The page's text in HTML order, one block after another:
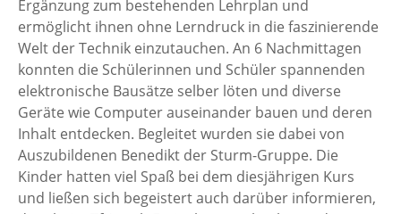
Ergänzung zum bestehenden Lehrplan und
ermöglicht ihnen ohne Lerndruck in die faszinierende
Welt der Technik einzutauchen. An 6 Nachmittagen
konnten die Schülerinnen und Schüler spannenden
elektronische Bausätze selber löten und diverse
Geräte wie Computer auseinander bauen und deren
Inhalt entdecken. Begleitet wurden sie dabei von
Auszubildenen Benedikt der Sturm-Gruppe. Die
Kinder hatten viel Spaß bei dem diesjährigen Kurs
und ließen sich begeistert auch darüber informieren,